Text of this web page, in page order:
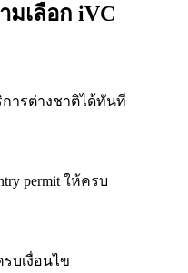
มเลือก iVC
ารต่างชาติได้ทันที
permit ให้ครบ
รบเงื่อนไข